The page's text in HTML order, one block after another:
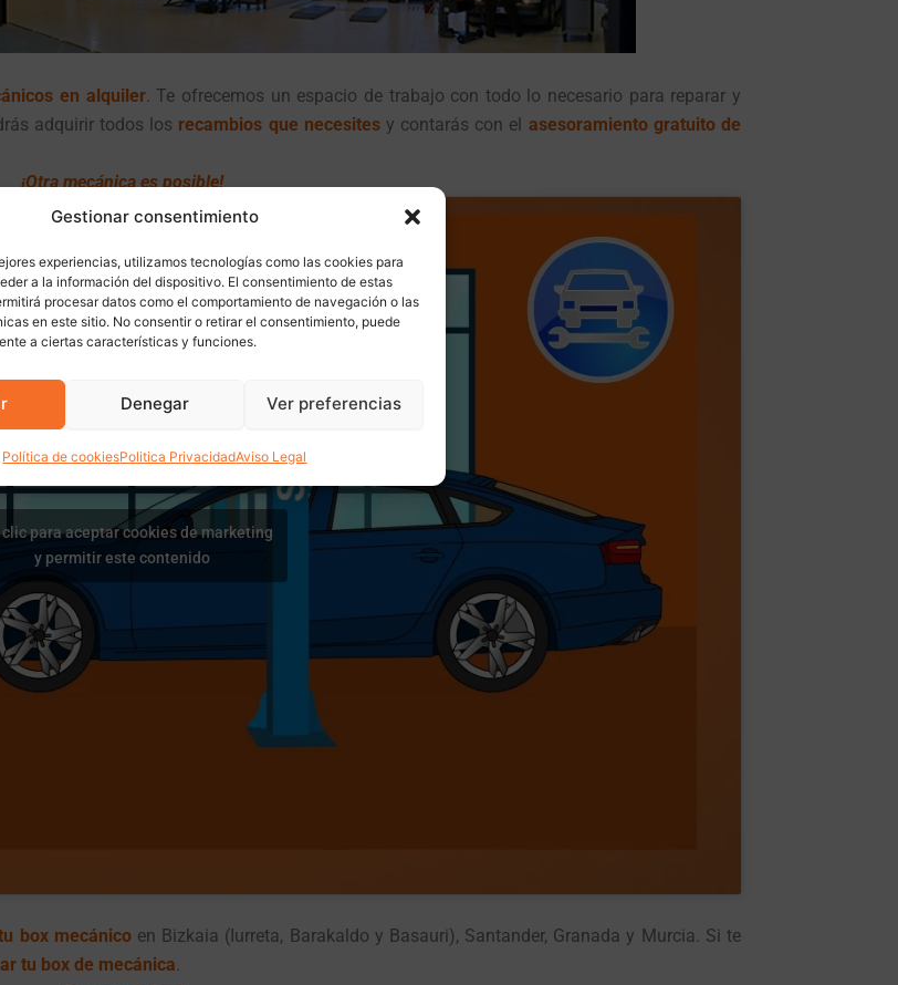
Gestionar consentimiento
experiencias, utilizamos tecnologías como las cookies para
a la información del dispositivo. El consentimiento de estas
procesar datos como el comportamiento de navegación o las
en este sitio. No consentir o retirar el consentimiento, puede
a ciertas características y funciones.
Denegar Ver preferencias
Política de cookiesPolitica PrivacidadAviso Legal
en alquiler. Te ofrecemos un espacio de trabajo con todo lo necesario para reparar y
adquirir todos los recambios que necesitesy contarás con el asesoramiento gratuito de
¡Otra mecánica es posible!
para aceptar cookies de marketing
y permitir este contenido
box mecánicoen Bizkaia (Iurreta, Barakaldo y Basauri), Santander, Granada y Murcia. Si te
tu box de mecánica.